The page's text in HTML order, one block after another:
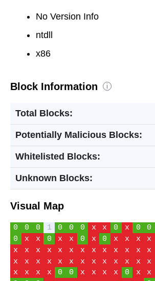
No Version Info
ntdll
x86
Block Information i
Total Blocks:
Potentially Malicious Blocks:
Whitelisted Blocks:
Unknown Blocks:
Visual Map
0 0 0 1 0 0 0 x x 0 x 0 0
0
x x 0 x x 0 x 0 x x x x
x
x x x x x x x x x x x x
x
x x x x x x x x x x x x
x
x x x 0 0 x x x x 0 x x